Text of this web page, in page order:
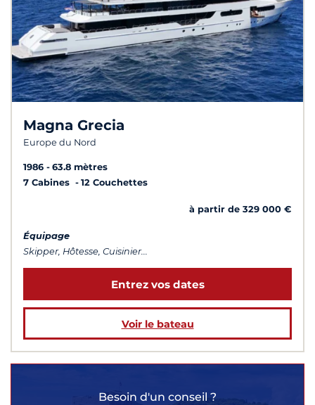
Magna Grecia
Europe du Nord
1986
63.8 mètres
7 Cabines
12 Couchettes
à partir de 329 000 €
Équipage
Skipper, Hôtesse, Cuisinier...
Entrez vos dates
Voir le bateau
Besoin d'un conseil ?